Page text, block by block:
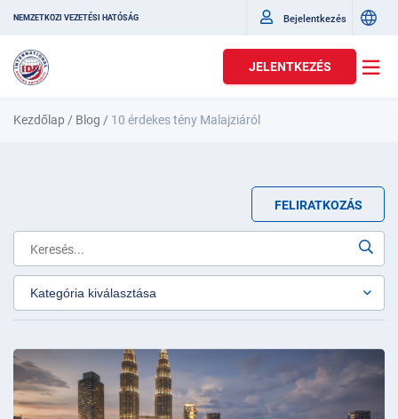
NEMZETKÖZI VEZETÉSI HATÓSÁG Bejelentkezés
JELENTKEZÉS
Kezdőlap / Blog / 10 érdekes tény Malajziáról
FELIRATKOZÁS